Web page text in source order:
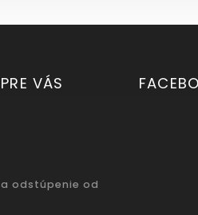
VÁS
odstúpenie od